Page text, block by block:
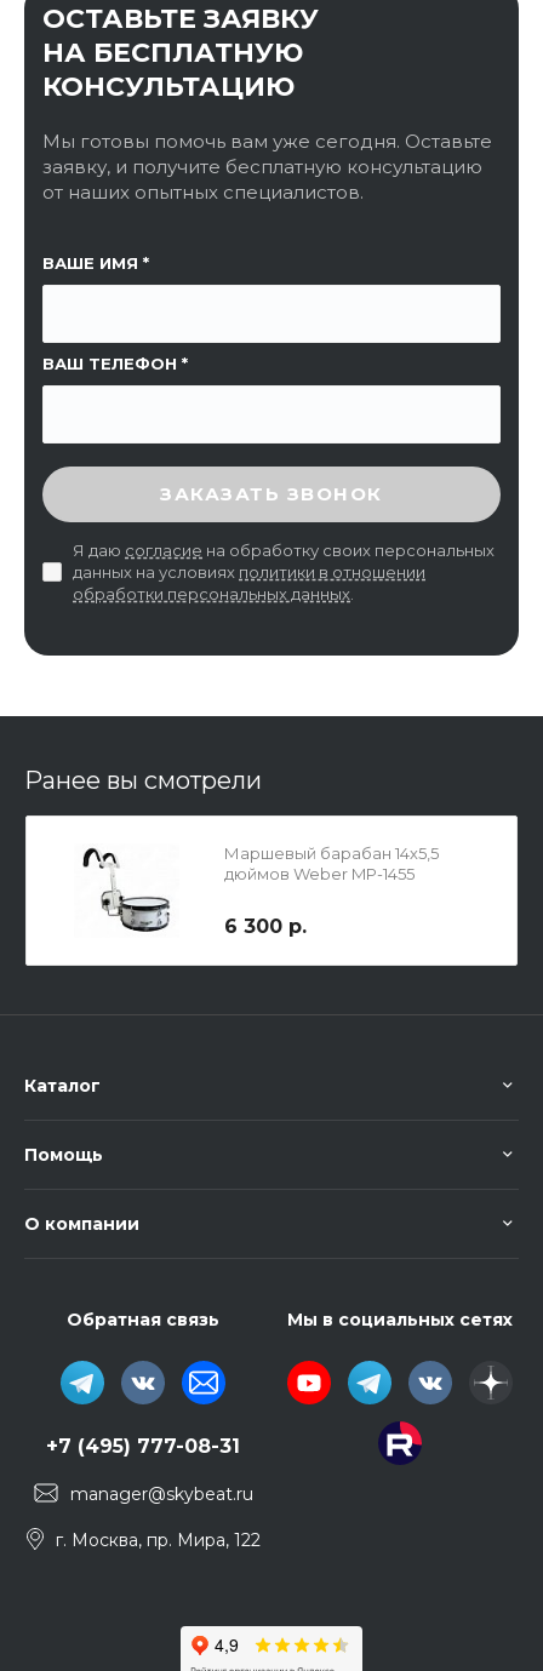
ОСТАВЬТЕ ЗАЯВКУ
НА БЕСПЛАТНУЮ
КОНСУЛЬТАЦИЮ
Мы готовы помочь вам уже сегодня. Оставьте
заявку, и получите бесплатную консультацию
от наших опытных специалистов.
ВАШЕ ИМЯ
ВАШ ТЕЛЕФОН
ССЫЛКА НА СТРАНИЦУ
ВВЕДИТЕ ПРОВЕРОЧНЫЙ КОД
ЗАКАЗАТЬ ЗВОНОК
Я даю согласие на обработку своих персональных
данных на условиях политики в отношении
обработки персональных данных
Ранее вы смотрели
Маршевый барабан 14х5,5
дюймов Weber MP-1455
6 300 р.
Каталог
Помощь
О компании
Обратная связь
+7 (495) 777-08-31
manager@skybeat.ru
г. Москва, пр. Мира, 122
Мы в социальных сетях